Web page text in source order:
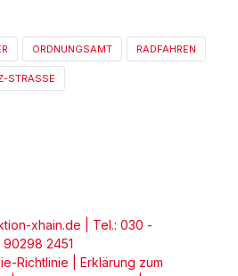
ORDNUNGSAMT RADFAHREN
STRASSE
xhain.de | Tel.: 030 -
90298 2451
Richtlinie
Erklärung zum